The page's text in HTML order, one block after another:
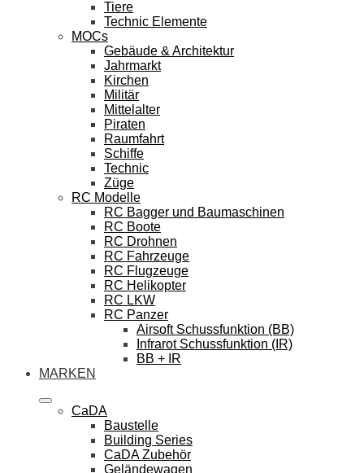
Tiere
Technic Elemente
MOCs
Gebäude & Architektur
Jahrmarkt
Kirchen
Militär
Mittelalter
Piraten
Raumfahrt
Schiffe
Technic
Züge
RC Modelle
RC Bagger und Baumaschinen
RC Boote
RC Drohnen
RC Fahrzeuge
RC Flugzeuge
RC Helikopter
RC LKW
RC Panzer
Airsoft Schussfunktion (BB)
Infrarot Schussfunktion (IR)
BB + IR
MARKEN
CaDA
Baustelle
Building Series
CaDA Zubehör
Geländewagen